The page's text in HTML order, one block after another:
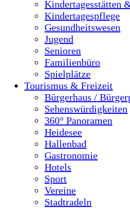
Kindertagesstätten
Kindertagespflege
Gesundheitswesen
Jugend
Senioren
Familienbüro
Spielplätze
Tourismus & Freizeit
Bürgerhaus /
Sehenswürdigkeiten
360° Panoramen
Heidesee
Hallenbad
Gastronomie
Hotels
Sport
Vereine
Stadtradeln